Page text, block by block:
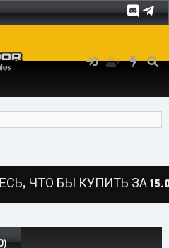
ЧТО БЫ КУПИТЬ ЗА